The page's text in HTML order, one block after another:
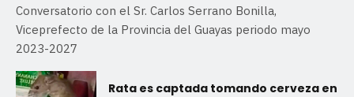
Conversatorio con el Sr. Carlos Serrano Bonilla,
Viceprefecto de la Provincia del Guayas periodo mayo
2023-2027
Rata es captada tomando cerveza en